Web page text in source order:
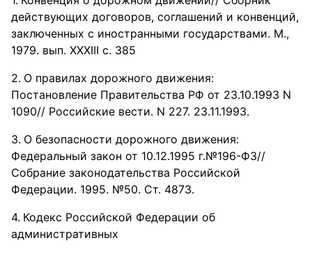
действующих договоров, соглашений и конвенций,
заключенных с иностранными государствами. М.,
1979. вып. XXXIII с. 385
О правилах дорожного движения:
Постановление Правительства РФ от 23.10.1993 N
1090// Российские вести. N 227. 23.11.1993.
О безопасности дорожного движения:
Федеральный закон от 10.12.1995 г.№196-ФЗ//
Собрание законодательства Российской
Федерации. 1995. №50. Ст. 4873.
Кодекс Российской Федерации об
административных